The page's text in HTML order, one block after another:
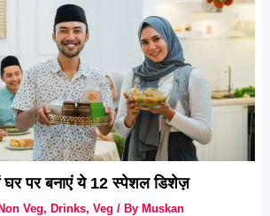
घर पर बनाएं ये 12 स्पेशल डिशेज़
Non Veg, Drinks,Veg / By Muskan